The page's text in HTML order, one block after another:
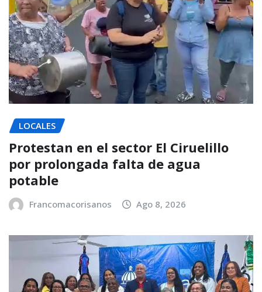
LOCALES
Protestan en el sector El Ciruelillo
por prolongada falta de agua
potable
Francomacorisanos Ago 8, 2026